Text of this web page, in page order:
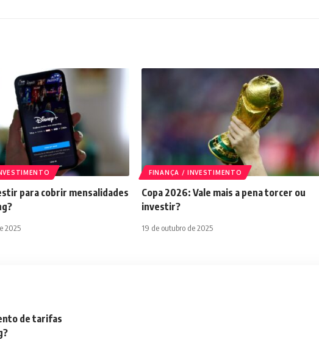
para cobrir mensalidades
2025
FINANÇA / INVESTIMENTO
Copa 2026: Vale mais a pena torcer ou
investir?
19 de outubro de 2025
de tarifas